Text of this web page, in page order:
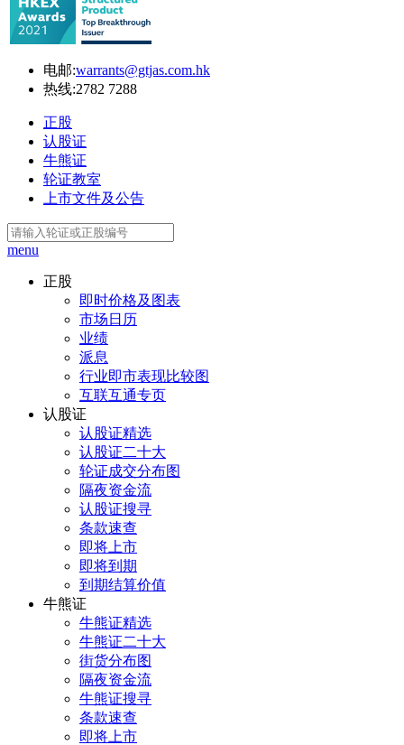
电邮:warrants@gtjas.com.hk
热线:2782 7288
正股
认股证
牛熊证
轮证教室
上市文件及公告
menu
正股
即时价格及图表
市场日历
业绩
派息
行业即市表现比较图
互联互通专页
认股证
认股证精选
认股证二十大
轮证成交分布图
隔夜资金流
认股证搜寻
条款速查
即将上市
即将到期
到期结算价值
牛熊证
牛熊证精选
牛熊证二十大
街货分布图
隔夜资金流
牛熊证搜寻
条款速查
即将上市